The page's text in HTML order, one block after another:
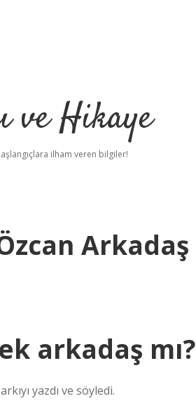
ve Hikaye
ilham veren bilgiler!
Arkadaş
arkadaş mı?
yazdı ve söyledi.